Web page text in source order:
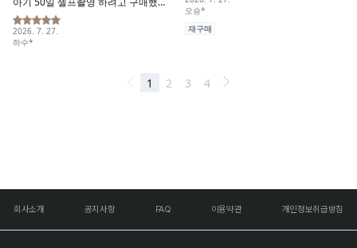
회사소개 공지사항 FAQ 이용약관 개인정보취급방침